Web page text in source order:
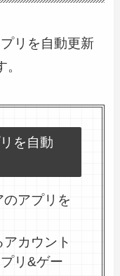
リを自動更新
を自動
アプリを
カウント
リ&ゲー